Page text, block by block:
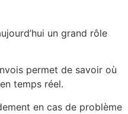
un grand rôle
permet de savoir où
temps réel.
en cas de problème